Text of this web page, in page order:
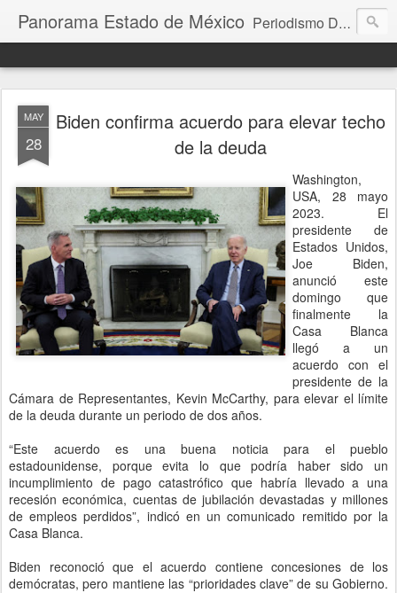
Panorama Estado de México Periodismo Digital
MAY
28
Biden confirma acuerdo para elevar techo
de la deuda
Washington,
USA, 28 mayo
2023. El
presidente de
Estados Unidos,
Joe Biden,
anunció este
domingo que
finalmente la
Casa Blanca
llegó a un
acuerdo con el
presidente de la
Cámara de Representantes, Kevin McCarthy, para elevar el límite
de la deuda durante un periodo de dos años.
“Este acuerdo es una buena noticia para el pueblo
estadounidense, porque evita lo que podría haber sido un
incumplimiento de pago catastrófico que habría llevado a una
recesión económica, cuentas de jubilación devastadas y millones
de empleos perdidos”, indicó en un comunicado remitido por la
Casa Blanca.
Biden reconoció que el acuerdo contiene concesiones de los
demócratas, pero mantiene las “prioridades clave” de su Gobierno.